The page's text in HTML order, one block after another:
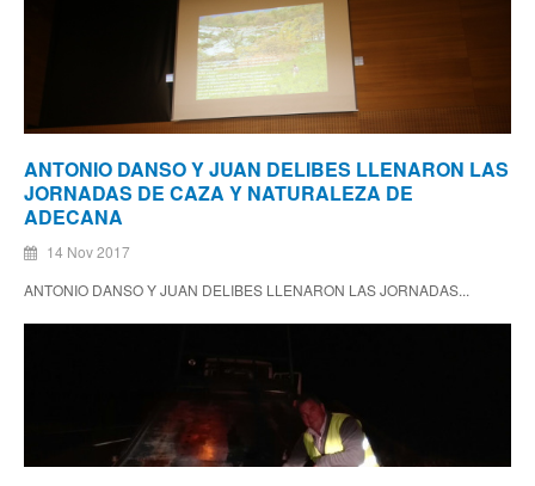
ANTONIO DANSO Y JUAN DELIBES LLENARON LAS
JORNADAS DE CAZA Y NATURALEZA DE
ADECANA
14 Nov 2017
ANTONIO DANSO Y JUAN DELIBES LLENARON LAS JORNADAS...